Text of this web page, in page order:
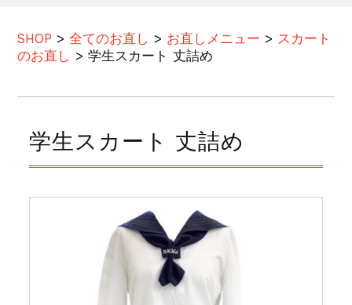
SHOP >全てのお直し > お直しメニュー > スカート
のお直し >学生スカート 丈詰め
学生スカート 丈詰め